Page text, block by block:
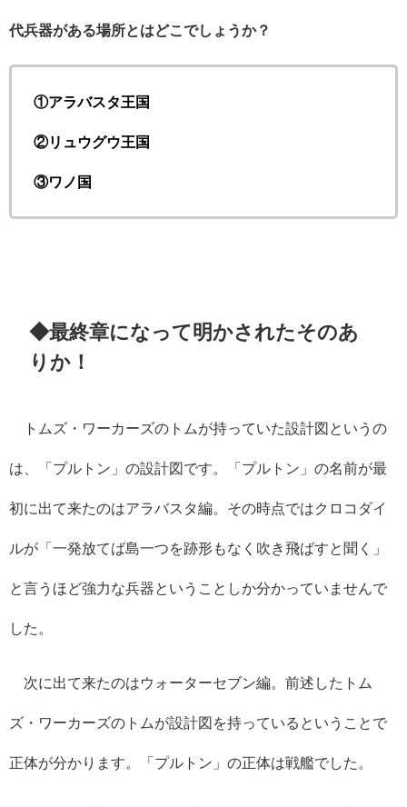
代兵器がある場所とはどこでしょうか？
①アラバスタ王国
②リュウグウ王国
③ワノ国
◆最終章になって明かされたそのあ
りか！
トムズ・ワーカーズのトムが持っていた設計図というの
は、「プルトン」の設計図です。「プルトン」の名前が最
初に出て来たのはアラバスタ編。その時点ではクロコダイ
ルが「一発放てば島一つを跡形もなく吹き飛ばすと聞く」
と言うほど強力な兵器ということしか分かっていませんで
した。
次に出て来たのはウォーターセブン編。前述したトム
ズ・ワーカーズのトムが設計図を持っているということで
正体が分かります。「プルトン」の正体は戦艦でした。